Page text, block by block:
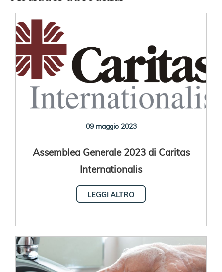
09 maggio 2023
Assemblea Generale 2023 di Caritas
Internationalis
LEGGI ALTRO